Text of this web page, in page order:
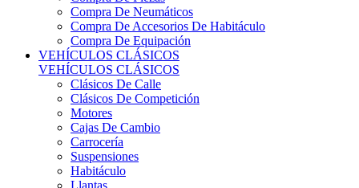
Compra De Neumáticos
Compra De Accesorios De Habitáculo
Compra De Equipación
VEHÍCULOS CLÁSICOS
VEHÍCULOS CLÁSICOS
Clásicos De Calle
Clásicos De Competición
Motores
Cajas De Cambio
Carrocería
Suspensiones
Habitáculo
Llantas